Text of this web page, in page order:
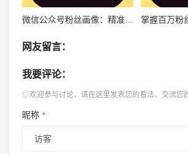
网友留言：
我要评论：
◎欢迎参与讨论，请在这里发表您的看法、交流您
昵称 *